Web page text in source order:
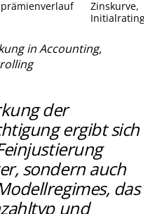
prämienverlauf
Zinskurve,
Initialrating
in Accounting,
der
ergibt sich
sondern auch
das
und